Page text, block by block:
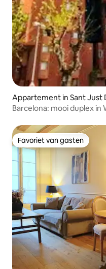
Appartement in Sant Just
Barcelona: mooi duplex in
Favoriet van gasten
Favoriet van gasten